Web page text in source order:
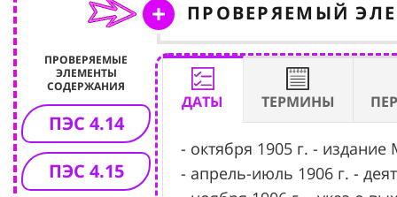
ПРОВЕРЯЕМЫЙ
ПРОВЕРЯЕМЫЕ
ЭЛЕМЕНТЫ
СОДЕРЖАНИЯ
ПЭС 4.14
ПЭС 4.15
ДАТЫ ТЕРМИНЫ
- октября 1905 г. -
- апрель-июль 1906 г. -